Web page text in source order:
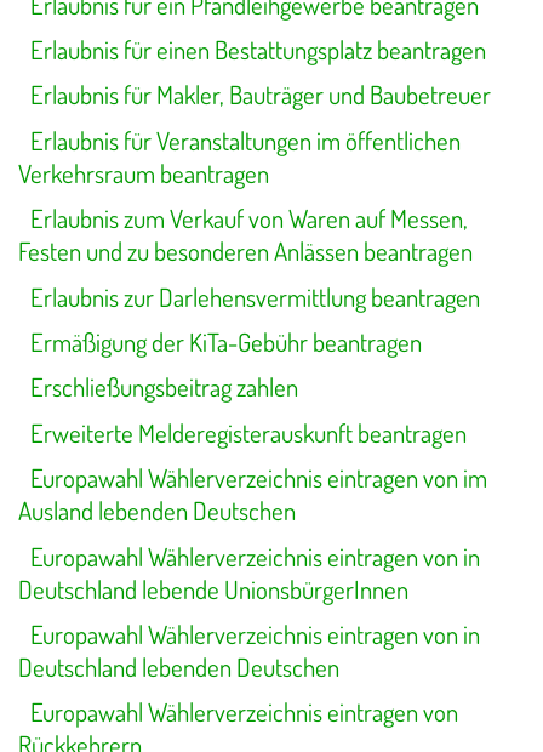
Erlaubnis für einen Bestattungsplatz beantragen
Erlaubnis für Makler, Bauträger und Baubetreuer
Erlaubnis für Veranstaltungen im öffentlichen
Verkehrsraum beantragen
Erlaubnis zum Verkauf von Waren auf Messen,
Festen und zu besonderen Anlässen beantragen
Erlaubnis zur Darlehensvermittlung beantragen
Ermäßigung der KiTa-Gebühr beantragen
Erschließungsbeitrag zahlen
Erweiterte Melderegisterauskunft beantragen
Europawahl Wählerverzeichnis eintragen von im
Ausland lebenden Deutschen
Europawahl Wählerverzeichnis eintragen von in
Deutschland lebende UnionsbürgerInnen
Europawahl Wählerverzeichnis eintragen von in
Deutschland lebenden Deutschen
Europawahl Wählerverzeichnis eintragen von
Rückkehrern